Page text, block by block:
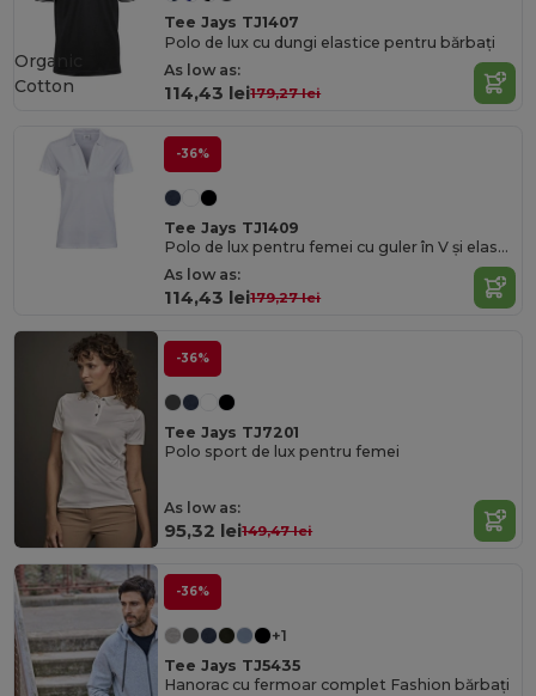
Tee Jays TJ1407
Polo de lux cu dungi elastice pentru bărbați
As low as:
114,43 lei179,27 lei
Organic
Cotton
-36%
Tee Jays TJ1409
Polo de lux pentru femei cu guler în V și elasticitate
As low as:
114,43 lei179,27 lei
-36%
Tee Jays TJ7201
Polo sport de lux pentru femei
As low as:
95,32 lei149,47 lei
-36%
+1
Tee Jays TJ5435
Hanorac cu fermoar complet Fashion bărbați